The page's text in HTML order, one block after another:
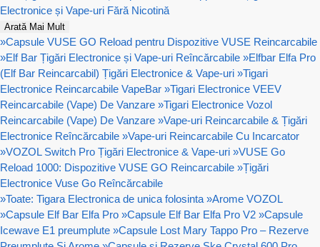
Electronice și Vape-uri Fără Nicotină
Arată Mai Mult
»Capsule VUSE GO Reload pentru Dispozitive VUSE Reincarcabile
»Elf Bar Țigări Electronice și Vape-uri Reîncărcabile »Elfbar Elfa Pro
(Elf Bar Reincarcabil) Țigări Electronice & Vape-uri »Tigari
Electronice Reincarcabile VapeBar »Tigari Electronice VEEV
Reincarcabile (Vape) De Vanzare »Tigari Electronice Vozol
Reincarcabile (Vape) De Vanzare »Vape-uri Reincarcabile & Țigări
Electronice Reîncărcabile »Vape-uri Reincarcabile Cu Incarcator
»VOZOL Switch Pro Țigări Electronice & Vape-uri »VUSE Go
Reload 1000: Dispozitive VUSE GO Reincarcabile »Țigări
Electronice Vuse Go Reîncărcabile
»Toate: Tigara Electronica de unica folosinta »Arome VOZOL
»Capsule Elf Bar Elfa Pro »Capsule Elf Bar Elfa Pro V2 »Capsule
Icewave E1 preumplute »Capsule Lost Mary Tappo Pro – Rezerve